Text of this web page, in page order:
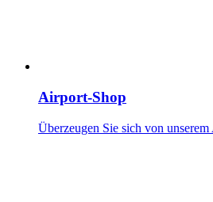
Airport-Shop
Überzeugen Sie sich von